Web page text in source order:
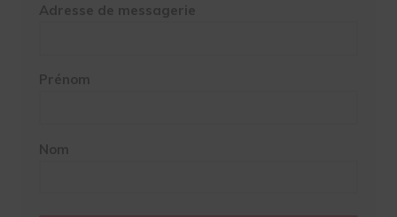
Adresse de messagerie
Prénom
Nom